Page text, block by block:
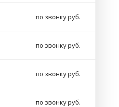
по звонку руб.
по звонку руб.
по звонку руб.
по звонку руб.